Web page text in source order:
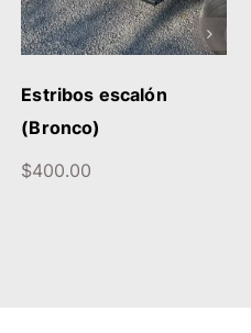
Estribos escalón
(Bronco)
$400.00